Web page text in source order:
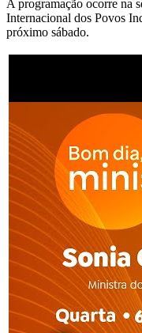
A programação ocorre na
Internacional dos Povos
próximo sábado.